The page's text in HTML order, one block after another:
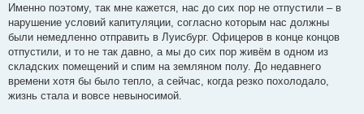
Именно поэтому, так мне кажется, нас до сих пор не отпустили – в
нарушение условий капитуляции, согласно которым нас должны
были немедленно отправить в Луисбург. Офицеров в конце концов
отпустили, и то не так давно, а мы до сих пор живём в одном из
складских помещений и спим на земляном полу. До недавнего
времени хотя бы было тепло, а сейчас, когда резко похолодало,
жизнь стала и вовсе невыносимой.